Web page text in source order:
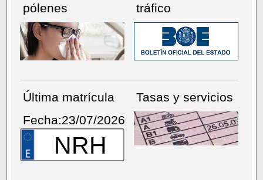
pólenes
tráfico
Última matrícula
Fecha:23/07/2026
NRH
Tasas y servicios